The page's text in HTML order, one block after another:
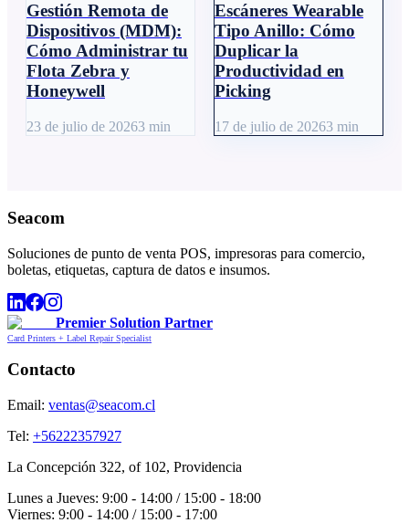
Gestión Remota de
Dispositivos (MDM):
Cómo Administrar tu
Flota Zebra y
Honeywell
23 de julio de 20263 min
Escáneres Wearable
Tipo Anillo: Cómo
Duplicar la
Productividad en
Picking
17 de julio de 20263 min
Seacom
Soluciones de punto de venta POS, impresoras para comercio,
boletas, etiquetas, captura de datos e insumos.
Premier Solution Partner
Card Printers + Label Repair Specialist
Contacto
Email: ventas@seacom.cl
Tel: +56222357927
La Concepción 322, of 102, Providencia
Lunes a Jueves: 9:00 - 14:00 / 15:00 - 18:00
Viernes: 9:00 - 14:00 / 15:00 - 17:00